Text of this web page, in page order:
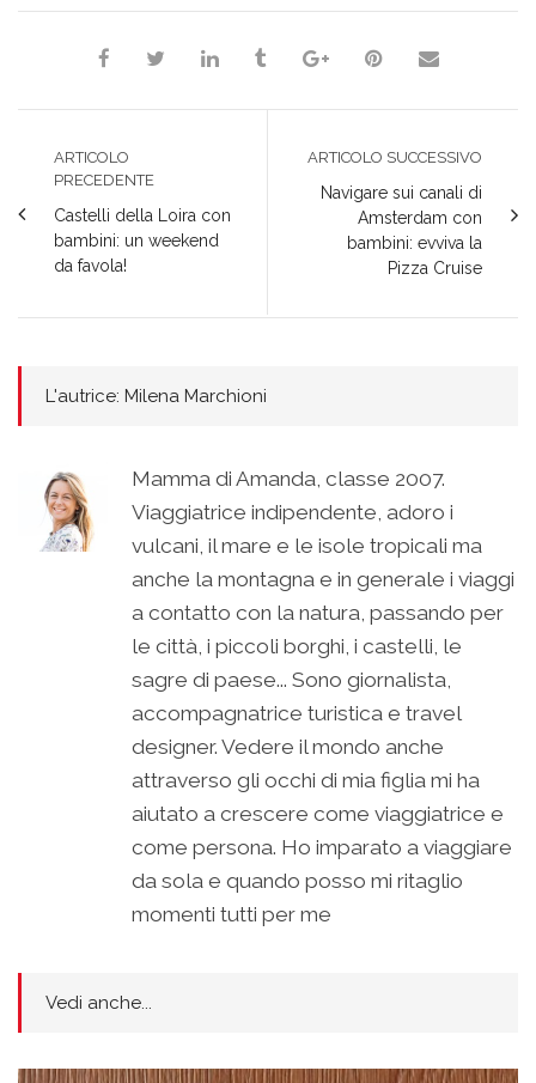
ARTICOLO
PRECEDENTE
Castelli della Loira con
bambini: un weekend
da favola!
ARTICOLO SUCCESSIVO
Navigare sui canali di
Amsterdam con
bambini: evviva la
Pizza Cruise
L'autrice: Milena Marchioni
Mamma di Amanda, classe 2007.
Viaggiatrice indipendente, adoro i
vulcani, il mare e le isole tropicali ma
anche la montagna e in generale i viaggi
a contatto con la natura, passando per
le città, i piccoli borghi, i castelli, le
sagre di paese... Sono giornalista,
accompagnatrice turistica e travel
designer. Vedere il mondo anche
attraverso gli occhi di mia figlia mi ha
aiutato a crescere come viaggiatrice e
come persona. Ho imparato a viaggiare
da sola e quando posso mi ritaglio
momenti tutti per me
Vedi anche...